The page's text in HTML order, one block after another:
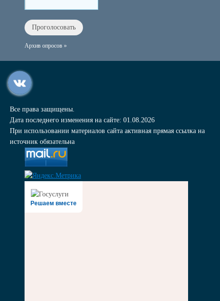
Архив опросов »
Все права защищены.
Дата последнего изменения на сайте: 01.08.2026
При использовании материалов сайта активная прямая ссылка на
источник обязательна
Решаем вместе